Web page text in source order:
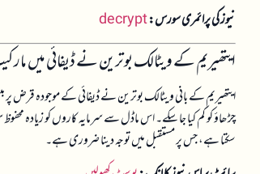
نیوز کی پرائمری سورس:decrypt
ایتھیریم کے ویٹالک بوترین نے ڈیفائی میں
ایتھیریم کے بانی ویٹالک بوترین نے ڈیفائی کے موجودہ قرض
چڑھاؤ کو کم کیا جا سکے۔ اس ماڈل سے سرمایہ کاروں کو زیادہ محفوظ
سکتا ہے، جس پر مستقبل میں توجہ دینا ضروری ہے۔